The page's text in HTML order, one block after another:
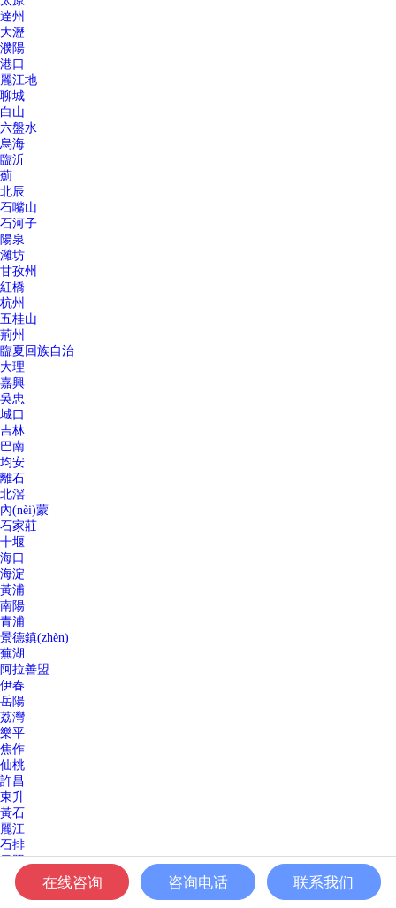
達州
大瀝
濮陽
港口
麗江地
聊城
白山
六盤水
烏海
臨沂
薊
北辰
石嘴山
石河子
陽泉
濰坊
甘孜州
紅橋
杭州
五桂山
荊州
臨夏回族自治
大理
嘉興
吳忠
城口
吉林
巴南
均安
離石
北滘
內(nèi)蒙
石家莊
十堰
海口
海淀
黃浦
南陽
青浦
景德鎮(zhèn)
蕪湖
阿拉善盟
伊春
岳陽
荔灣
樂平
焦作
仙桃
許昌
東升
黃石
麗江
石排
日照
白沙
酒泉
在线咨询 咨询电话 联系我们